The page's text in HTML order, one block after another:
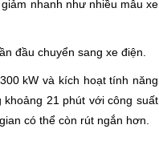
nhanh như nhiều mẫu xe
đầu chuyển sang xe điện.
kW và kích hoạt tính năng
21 phút với công suất
có thể còn rút ngắn hơn.